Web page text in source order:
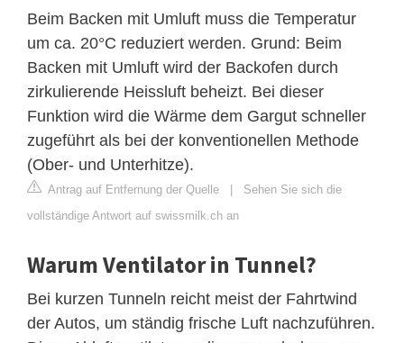
Beim Backen mit Umluft muss die Temperatur
um ca. 20°C reduziert werden. Grund: Beim
Backen mit Umluft wird der Backofen durch
zirkulierende Heissluft beheizt. Bei dieser
Funktion wird die Wärme dem Gargut schneller
zugeführt als bei der konventionellen Methode
(Ober- und Unterhitze).
Antrag auf Entfernung der Quelle | Sehen Sie sich die
vollständige Antwort auf swissmilk.ch an
Warum Ventilator in Tunnel?
Bei kurzen Tunneln reicht meist der Fahrtwind
der Autos, um ständig frische Luft nachzuführen.